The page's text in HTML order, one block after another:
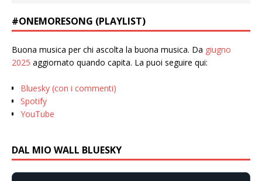
#ONEMORESONG (PLAYLIST)
Buona musica per chi ascolta la buona musica. Da giugno
2025 aggiornato quando capita. La puoi seguire qui:
Bluesky (con i commenti)
Spotify
YouTube
DAL MIO WALL BLUESKY